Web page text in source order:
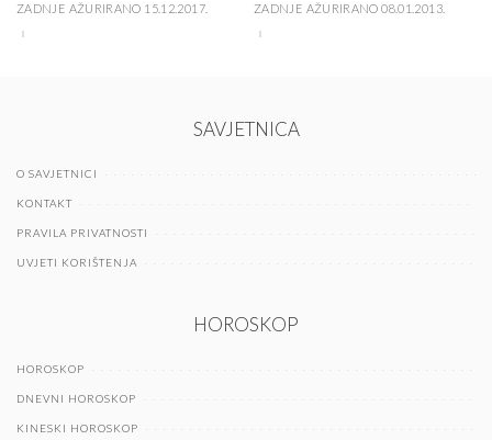
ZADNJE AŽURIRANO 15.12.2017. ZADNJE AŽURIRANO 08.01.2013.
SAVJETNICA
O SAVJETNICI
KONTAKT
PRAVILA PRIVATNOSTI
UVJETI KORIŠTENJA
HOROSKOP
HOROSKOP
DNEVNI HOROSKOP
KINESKI HOROSKOP